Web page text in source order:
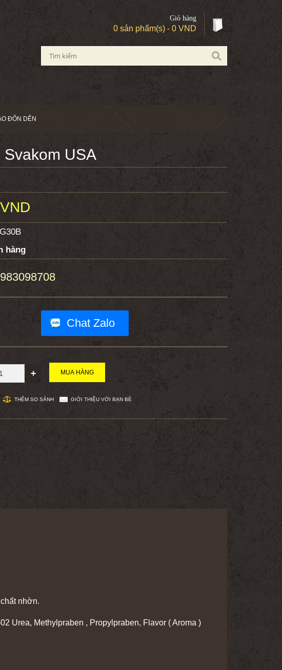
Giỏ hàng
0 sản phẩm(s) - 0 VND
ĐÔN DÊN
USA
hàng
Chat Zalo
THÊM SO SÁNH GIỚI THIỆU VỚI BẠN BÈ
nhờn.
Urea, Methylpraben , Propylpraben, Flavor ( Aroma )